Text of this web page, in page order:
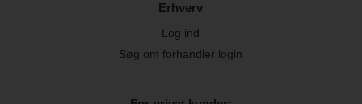
Erhverv
Log ind
Søg om forhandler login